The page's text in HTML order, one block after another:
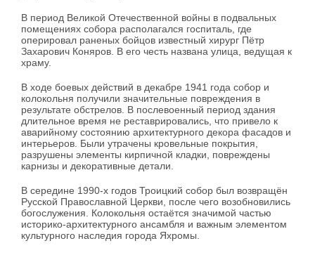
В период Великой Отечественной войны в подвальных
помещениях собора располагался госпиталь, где
оперировал раненых бойцов известный хирург Пётр
Захарович Коняров. В его честь названа улица, ведущая к
храму.
В ходе боевых действий в декабре 1941 года собор и
колокольня получили значительные повреждения в
результате обстрелов. В послевоенный период здания
длительное время не реставрировались, что привело к
аварийному состоянию архитектурного декора фасадов и
интерьеров. Были утрачены кровельные покрытия,
разрушены элементы кирпичной кладки, повреждены
карнизы и декоративные детали.
В середине 1990-х годов Троицкий собор был возвращён
Русской Православной Церкви, после чего возобновились
богослужения. Колокольня остаётся значимой частью
историко-архитектурного ансамбля и важным элементом
культурного наследия города Яхромы.